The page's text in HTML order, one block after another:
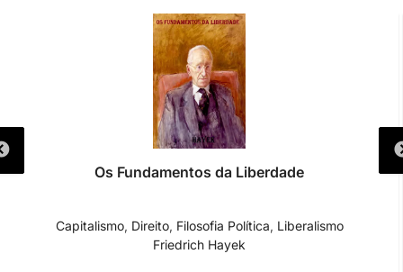
Os Fundamentos da Liberdade
Capitalismo, Direito, Filosofia Política, Liberalismo
Friedrich Hayek